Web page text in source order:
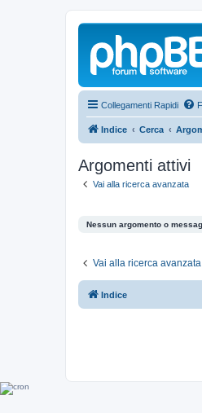
Collegamenti Rapidi
Indice Cerca
Argomenti attivi
Vai alla ricerca avanzata
Nessun argomento o
Vai alla ricerca avanzata
Indice